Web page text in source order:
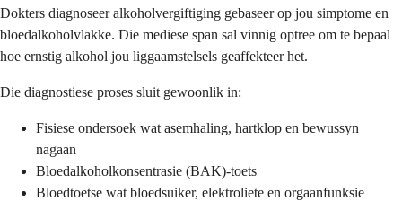
Dokters diagnoseer alkoholvergiftiging gebaseer op jou simptome en
bloedalkoholvlakke. Die mediese span sal vinnig optree om te bepaal
hoe ernstig alkohol jou liggaamstelsels geaffekteer het.
Die diagnostiese proses sluit gewoonlik in:
Fisiese ondersoek wat asemhaling, hartklop en bewussyn
nagaan
Bloedalkoholkonsentrasie (BAK)-toets
Bloedtoetse wat bloedsuiker, elektroliete en orgaanfunksie